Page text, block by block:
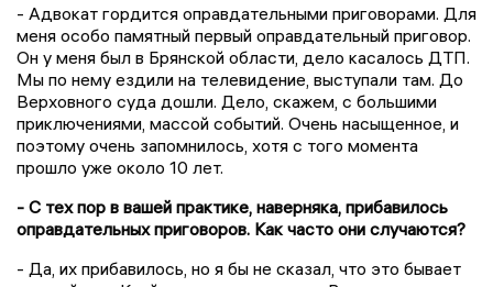
- Адвокат гордится оправдательными приговорами. Для
меня особо памятный первый оправдательный приговор.
Он у меня был в Брянской области, дело касалось ДТП.
Мы по нему ездили на телевидение, выступали там. До
Верховного суда дошли. Дело, скажем, с большими
приключениями, массой событий. Очень насыщенное, и
поэтому очень запомнилось, хотя с того момента
прошло уже около 10 лет.
- С тех пор в вашей практике, наверняка, прибавилось
оправдательных приговоров. Как часто они случаются?
- Да, их прибавилось, но я бы не сказал, что это бывает